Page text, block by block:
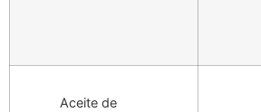
Aceite de